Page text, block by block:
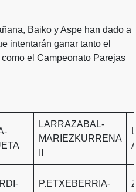
Baiko y Aspe han dado a
intentarán ganar tanto el
el Campeonato Parejas
LARRAZABAL-
MARIEZKURRENA
P.ETXEBERRIA-